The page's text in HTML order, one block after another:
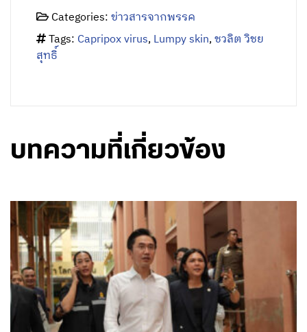
Categories:ข่าวสารจากพรรค
Tags: Capripox virus,Lumpy skin,ชวลิต วิชย
สุทธิ์
บทความที่เกี่ยวข้อง